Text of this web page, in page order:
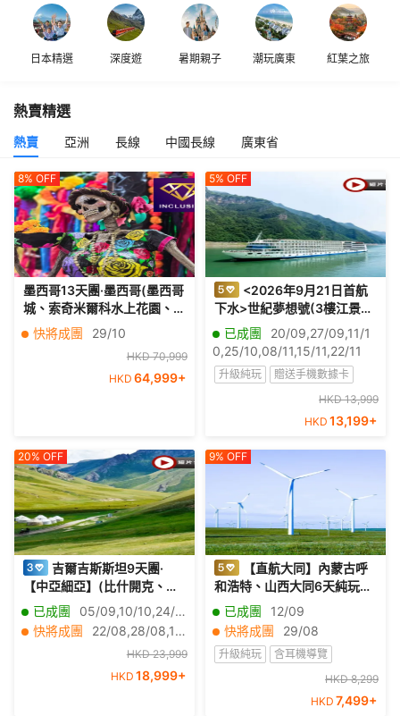
日本精選 深度遊 暑期親子 潮玩廣東 紅葉之旅
熱賣精選
熱賣 亞洲 長線 中國長線 廣東省
8% OFF
墨西哥13天團·墨西哥(墨西哥
城、索奇米爾科水上花園、
墨西哥亡靈節、坎昆、瑪雅
遺址圖倫古城、夢幻粉紅
湖、烏蘇曼、提奧狄華岡) 13
天之旅【全包價】《只辦1
快將成團 29/10
HKD 70,999
HKD 64,999+
5% OFF
<2026年9月21日首航
下水>世紀夢想號(3樓江景露
台房) 長江三峽、重慶、宜
昌、荊州、武漢7天純玩團三
峽大壩、三峽之巔、升船
機、神女溪、《烽煙三國》
表演、豐都小官山、楚王車
馬陣、東湖水杉林、洪崖洞
已成團
20/09,27/09,11/1
0,25/10,08/11,15/11,22/11
升級純玩
贈送手機數據卡
無車販
HKD 13,999
HKD 13,199+
20% OFF
吉爾吉斯斯坦9天團·
【中亞細亞】(比什開克、卡
拉科爾、奧古茲峽谷、布蘭
那塔、阿拉阿恰國家公園)
已成團
05/09,10/10,24/12,22/01,06/02,26/02,19/03,25/03
快將成團
22/08,28/08,11/09,19/09,25/09,03/10,16/10,24/10,30/10,07/11,13/11,21/11,27/11,05/12,11/12,01/01,15/01,29/01,12/02,05/03
HKD 23,999
HKD 18,999+
9% OFF
【直航大同】內蒙古呼
和浩特、山西大同6天純玩之
旅 響沙灣(騎駱駝、水上飛
車、鄂爾多斯婚禮表演)、輝
騰錫勒草原(下馬酒、蒙古袍
拍照、草原活動、篝火晚
會、相會敖包表演）、雲岡
石窟、應縣木塔、大召寺
已成團
12/09
快將成團
29/08
升級純玩
含耳機導覽
深度遊HKD 8,299
HKD 7,499+